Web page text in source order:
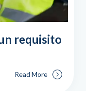
requisito
Read More